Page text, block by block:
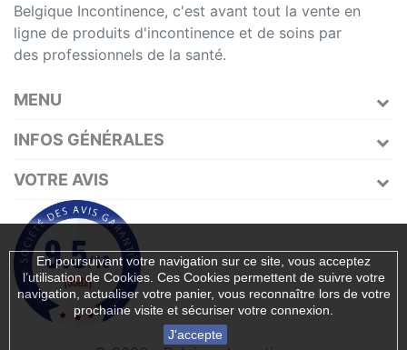
Belgique Incontinence, c'est avant tout la vente en
ligne de produits d'incontinence et de soins par
des professionnels de la santé.
MENU
INFOS GÉNÉRALES
En poursuivant votre navigation sur ce site, vous acceptez
l’utilisation de Cookies. Ces Cookies permettent de suivre votre
navigation, actualiser votre panier, vous reconnaître lors de votre
prochaine visite et sécuriser votre connexion.
J'accepte
VOTRE AVIS